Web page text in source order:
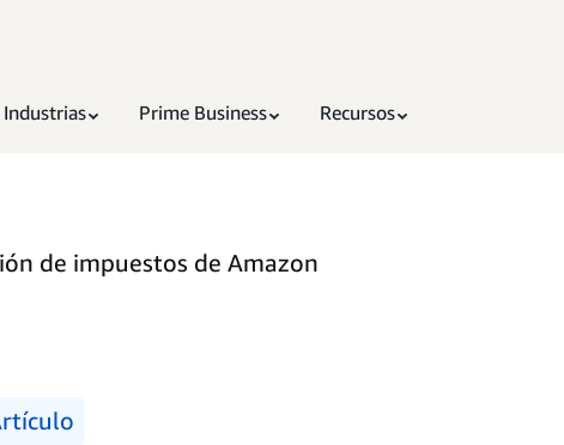
Industrias Prime Business Recursos
de impuestos de Amazon